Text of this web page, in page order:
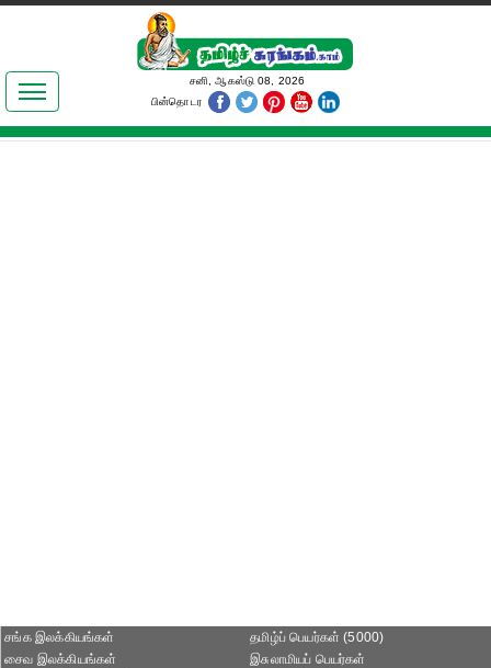
இலக்கியங்கள்
தமிழ் உலகம்
சனி, ஆகஸ்டு 08, 2026
பின்தொடர
சங்க இலக்கியங்கள்
சைவ இலக்கியங்கள்
தமிழ்ப் பெயர்கள் (5000)
இசுலாமியப் பெயர்கள்